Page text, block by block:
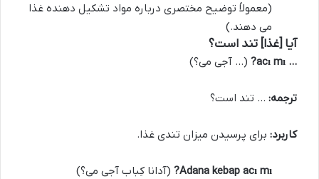
(معمولاً توضیح مختصری درباره مواد تشکیل دهنده غذا
می دهند.)
آیا [غذا] تند است؟
… acı mı? (… آجی می؟)
ترجمه: … تند است؟
کاربرد: برای پرسیدن میزان تندی غذا.
Adana kebap acı mı? (آدانا کِباب آجی می؟)